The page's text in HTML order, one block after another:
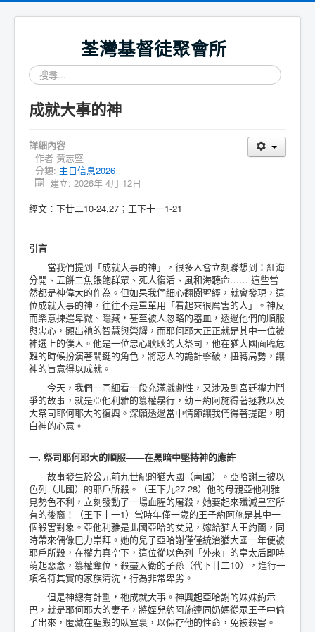
荃灣基督徒聚會所
搜
尋...
成就大事的神
詳細內容
作者 黃志堅
分類: 主日信息2026
建立: 2026年 4月 12日
經文：下廿二10-24,27；王下十一1-21
引言
當我們提到「成就大事的神」，很多人會立刻聯想到：紅海
分開、五餅二魚餵飽群眾、死人復活、風和海聽命…… 這些當
然都是神偉大的作為。但如果我們細心翻閱聖經，就會發現，這
位成就大事的神，往往不是單單用「看起來很厲害的人」。神反
而樂意揀選卑微、隱藏，甚至被人忽略的器皿，透過他們的順服
與忠心，顯出祂的智慧與榮耀，而耶何耶大正正就是其中一位被
神選上的僕人。他是一位忠心耿耿的大祭司，他在猶大國面臨危
難的時候扮演著關鍵的角色，將惡人的詭計擊破，扭轉局勢，讓
神的旨意得以成就。
今天，我們一同細看一段充滿戲劇性，又涉及到宮廷權力鬥
爭的故事，就是亞他利雅的篡權暴行，幼王約阿施得著拯救以及
大祭司耶何耶大的復興。深願透過當中情節讓我們得著提醒，明
白神的心意。
一. 祭司耶何耶大的順服——在黑暗中堅持神的應許
故事發生於公元前九世紀的猶大國（南國）。亞哈謝王被以
色列（北國）的耶戶所殺。（王下九27-28）他的母親亞他利雅
見勢色不利，立刻發動了一場血腥的屠殺，她要起來殲滅皇室所
有的後裔！（王下十一1）當時年僅一歲的王子約阿施是其中一
個殺害對象。亞他利雅是北國亞哈的女兒，嫁給猶大王約蘭，同
時帶來偶像巴力崇拜。她的兒子亞哈謝僅僅統治猶大國一年便被
耶戶所殺，在權力真空下，這位從以色列「外來」的皇太后即時
萌起惡念，篡權奪位，殺盡大衛的子孫（代下廿二10），進行一
項名符其實的家族清洗，行為非常卑劣。
但是神總有計劃，祂成就大事。神興起亞哈謝的妹妹約示
巴，就是耶何耶大的妻子，將姪兒約阿施連同奶媽從眾王子中偷
了出來，匿藏在聖殿的臥室裏，以保存他的性命，免被殺害。